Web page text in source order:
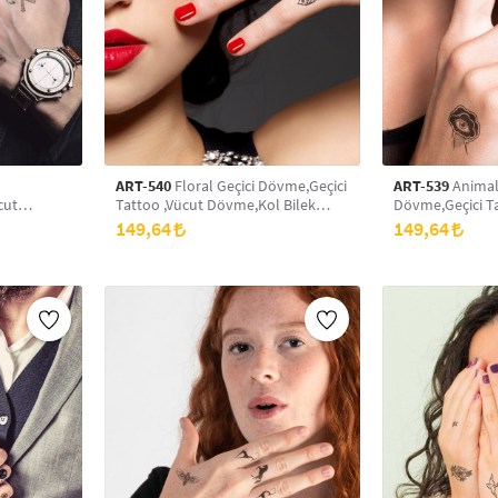
ART-540 Floral Geçici Dövme,Geçici
Tattoo ,Vücut Dövme,Kol Bilek
Dövme,Boyun Dövme,Sırt Dövme
149,64
ART-539
Dövme,Geçici
Dövme,Kol
Dövme,Sırt
149,64